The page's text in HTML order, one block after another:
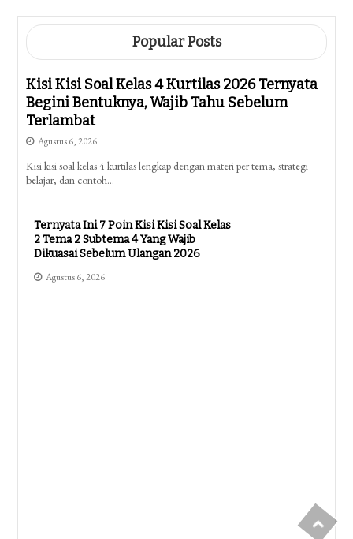
Popular Posts
Kisi Kisi Soal Kelas 4 Kurtilas 2026 Ternyata
Begini Bentuknya, Wajib Tahu Sebelum
Terlambat
Agustus 6, 2026
Kisi kisi soal kelas 4 kurtilas lengkap dengan materi per tema, strategi
belajar, dan contoh…
Ternyata Ini 7 Poin Kisi Kisi Soal Kelas
2 Tema 2 Subtema 4 Yang Wajib
Dikuasai Sebelum Ulangan 2026
Agustus 6, 2026